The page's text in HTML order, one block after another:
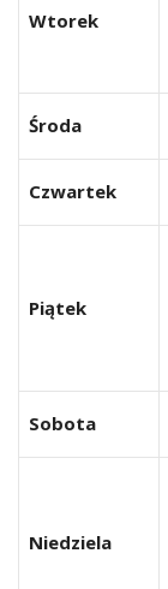
Wtorek
Środa
Czwartek
Piątek
Sobota
Niedziela